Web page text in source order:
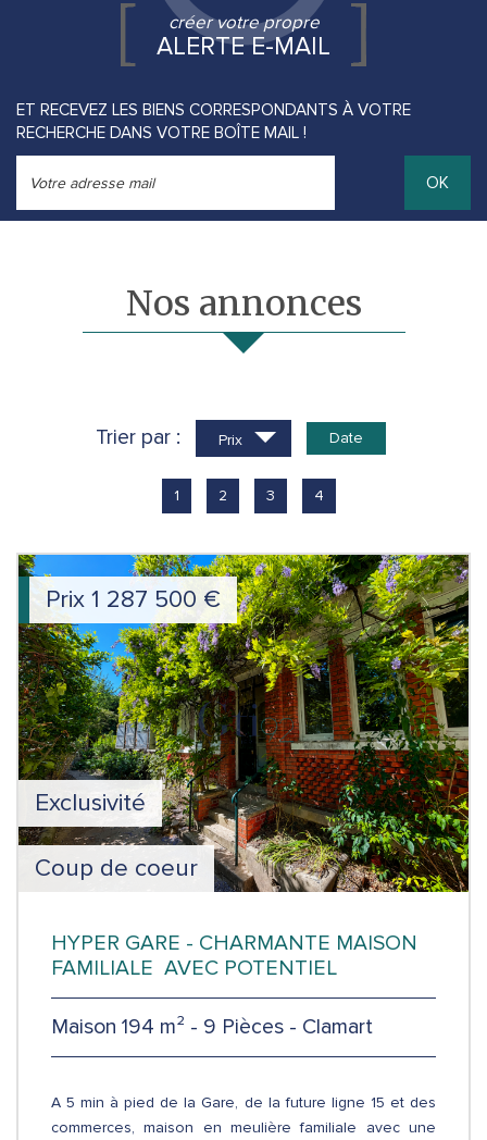
créer votre propre
ALERTE E-MAIL
ET RECEVEZ LES BIENS CORRESPONDANTS À VOTRE
RECHERCHE DANS VOTRE BOÎTE MAIL !
OK
Nos annonces
Trier par : Prix Date
1 2 3 4
Exclusivité
Coup de coeur
Prix 1 287 500 €
HYPER GARE - CHARMANTE MAISON
FAMILIALE AVEC POTENTIEL
Maison 194 m² - 9 Pièces - Clamart
A 5 min à pied de la Gare, de la future ligne 15 et des
commerces, maison en meulière familiale avec une